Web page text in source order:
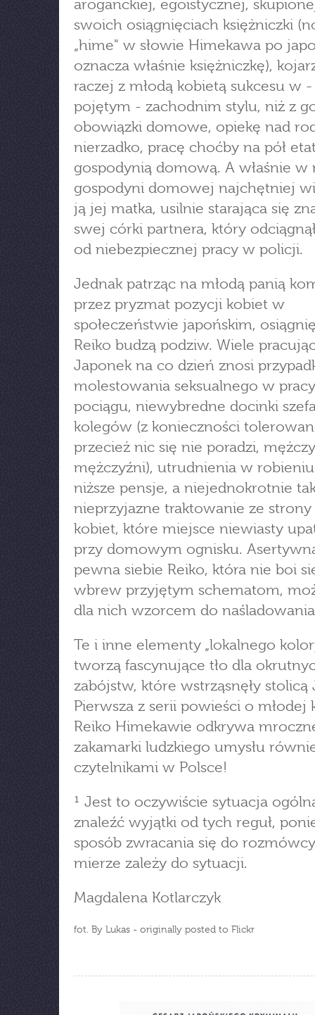
aroganckiej, egoistycznej,
swoich osiągnięciach księżniczki
„hime" w słowie Himekawa po
oznacza właśnie księżniczkę),
raczej z młodą kobietą sukcesu w
pojętym - zachodnim stylu, niż z
obowiązki domowe, opiekę nad
nierzadko, pracę choćby na pół
gospodynią domową. A właśnie w
gospodyni domowej najchętniej
ją jej matka, usilnie starająca się
swej córki partnera, który
od niebezpiecznej pracy w policji.
Jednak patrząc na młodą panią
przez pryzmat pozycji kobiet w
społeczeństwie japońskim,
Reiko budzą podziw. Wiele
Japonek na co dzień znosi
molestowania seksualnego w
pociągu, niewybredne docinki
kolegów (z konieczności
przecież nic się nie poradzi,
mężczyźni), utrudnienia w
niższe pensje, a niejednokrotnie
nieprzyjazne traktowanie ze
kobiet, które miejsce niewiasty
przy domowym ognisku.
pewna siebie Reiko, która nie boi
wbrew przyjętym schematom,
dla nich wzorcem do
Te i inne elementy „lokalnego
tworzą fascynujące tło dla
zabójstw, które wstrząsnęły stolicą
Pierwsza z serii powieści o młodej
Reiko Himekawie odkrywa
zakamarki ludzkiego umysłu
czytelnikami w Polsce!
¹ Jest to oczywiście sytuacja
znaleźć wyjątki od tych reguł,
sposób zwracania się do
mierze zależy do sytuacji.
Magdalena Kotlarczyk
fot. By Lukas - originally posted to Flickr